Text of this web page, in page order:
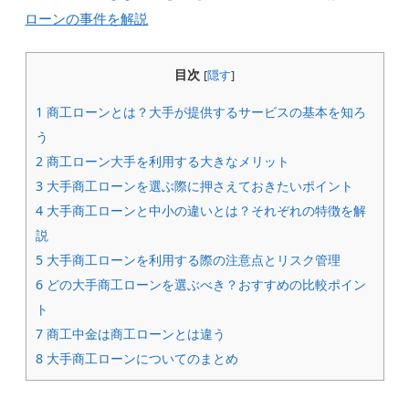
ローンの事件を解説
目次 [隠す]
1 商工ローンとは？大手が提供するサービスの基本を知ろ
う
2商工ローン大手を利用する大きなメリット
3大手商工ローンを選ぶ際に押さえておきたいポイント
4大手商工ローンと中小の違いとは？それぞれの特徴を解
説
5大手商工ローンを利用する際の注意点とリスク管理
6どの大手商工ローンを選ぶべき？おすすめの比較ポイン
ト
7商工中金は商工ローンとは違う
8大手商工ローンについてのまとめ